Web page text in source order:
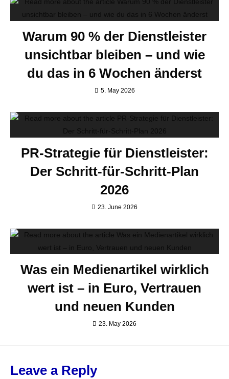
Warum 90 % der Dienstleister
unsichtbar bleiben – und wie
du das in 6 Wochen änderst
5. May 2026
PR-Strategie für Dienstleister:
Der Schritt-für-Schritt-Plan
2026
23. June 2026
Was ein Medienartikel wirklich
wert ist – in Euro, Vertrauen
und neuen Kunden
23. May 2026
Leave a Reply